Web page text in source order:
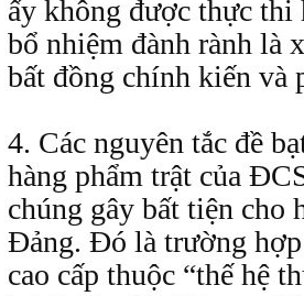
ấy không được thực thi
bổ nhiệm đành rành là
bất đồng chính kiến và
4. Các nguyên tắc đề
hàng phẩm trật của
chúng gây bất tiện cho
Ðảng. Ðó là trường hợp
cao cấp thuộc “thế hệ